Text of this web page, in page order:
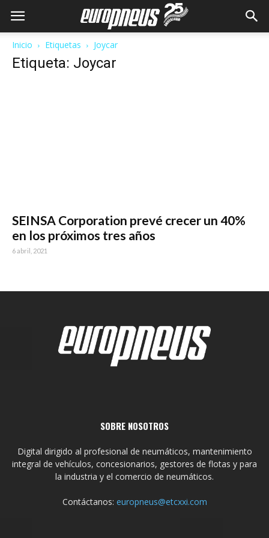
Inicio Etiquetas Joycar
Etiqueta: Joycar
SEINSA Corporation prevé crecer un 40%
en los próximos tres años
6 abril, 2021
SOBRE NOSOTROS
Digital dirigido al profesional de neumáticos, mantenimiento
integral de vehículos, concesionarios, gestores de flotas y para
la industria y el comercio de neumáticos.
Contáctanos: europneus@etcxxi.com